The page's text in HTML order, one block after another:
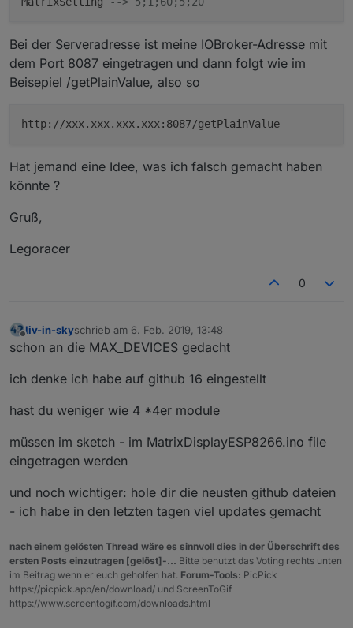
Bei der Serveradresse ist meine IOBroker-Adresse mit
dem Port 8087 eingetragen und dann folgt wie im
Beisepiel /getPlainValue, also so
http://xxx.xxx.xxx.xxx:8087/getPlainValue
Hat jemand eine Idee, was ich falsch gemacht haben
könnte ?
Gruß,
Legoracer
0
Offline
liv-in-skyschrieb am 6. Feb. 2019, 13:48
zuletzt editiert von
schon an die MAX_DEVICES gedacht
ich denke ich habe auf github 16 eingestellt
hast du weniger wie 4 *4er module
müssen im sketch - im MatrixDisplayESP8266.ino file
eingetragen werden
und noch wichtiger: hole dir die neusten github dateien
- ich habe in den letzten tagen viel updates gemacht
nach einem gelösten Thread wäre es sinnvoll dies in der Überschrift des
ersten Posts einzutragen [gelöst]-... Bitte benutzt das Voting rechts unten
im Beitrag wenn er euch geholfen hat. Forum-Tools: PicPick
https://picpick.app/en/download/ und ScreenToGif
https://www.screentogif.com/downloads.html